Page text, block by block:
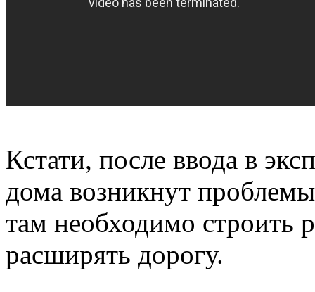
Кстати, после ввода в
дома возникнут
там необходимо строить
расширять дорогу.